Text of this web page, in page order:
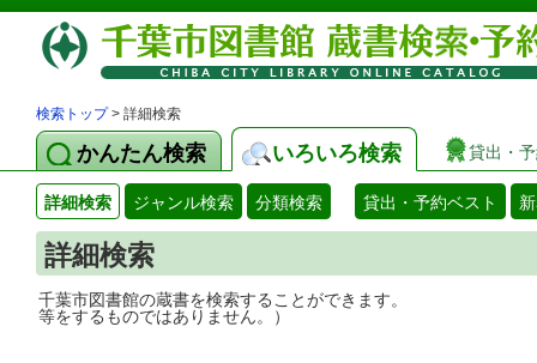
検索トップ> 詳細検索
かんたん検索 いろいろ検索 貸出・
詳細検索 ジャンル検索 分類検索 貸出・予約ベスト
詳細検索
千葉市図書館の蔵書を検索することがで
等をするものではありません。）